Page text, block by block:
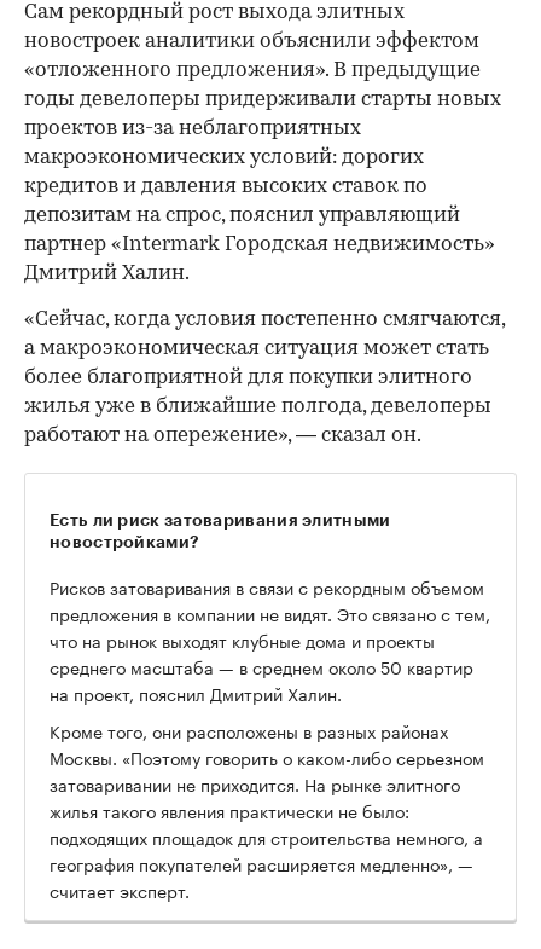
Сам рекордный рост выхода элитных
новостроек аналитики объяснили эффектом
«отложенного предложения». В предыдущие
годы девелоперы придерживали старты новых
проектов из-за неблагоприятных
макроэкономических условий: дорогих
кредитов и давления высоких ставок по
депозитам на спрос, пояснил управляющий
партнер «Intermark Городская недвижимость»
Дмитрий Халин.
«Сейчас, когда условия постепенно смягчаются,
а макроэкономическая ситуация может стать
более благоприятной для покупки элитного
жилья уже в ближайшие полгода, девелоперы
работают на опережение», — сказал он.
Есть ли риск затоваривания элитными
новостройками?
Рисков затоваривания в связи с рекордным объемом
предложения в компании не видят. Это связано с тем,
что на рынок выходят клубные дома и проекты
среднего масштаба — в среднем около 50 квартир
на проект, пояснил Дмитрий Халин.
Кроме того, они расположены в разных районах
Москвы. «Поэтому говорить о каком-либо серьезном
затоваривании не приходится. На рынке элитного
жилья такого явления практически не было:
подходящих площадок для строительства немного, а
география покупателей расширяется медленно», —
считает эксперт.